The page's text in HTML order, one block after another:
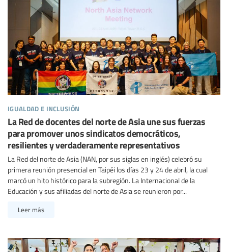
igualdad e inclusión
La Red de docentes del norte de Asia une sus fuerzas
para promover unos sindicatos democráticos,
resilientes y verdaderamente representativos
La Red del norte de Asia (NAN, por sus siglas en inglés) celebró su
primera reunión presencial en Taipéi los días 23 y 24 de abril, la cual
marcó un hito histórico para la subregión. La Internacional de la
Educación y sus afiliadas del norte de Asia se reunieron por...
Leer más